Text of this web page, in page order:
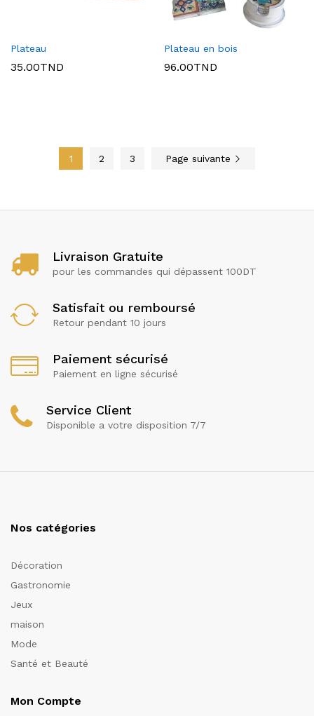
Plateau
35.00TND
Plateau en bois
96.00TND
1 2 3 Page suivante
Livraison Gratuite
pour les commandes qui dépassent 100DT
Satisfait ou remboursé
Retour pendant 10 jours
Paiement sécurisé
Paiement en ligne sécurisé
Service Client
Disponible a votre disposition 7/7
Nos catégories
Décoration
Gastronomie
Jeux
maison
Mode
Santé et Beauté
Mon Compte